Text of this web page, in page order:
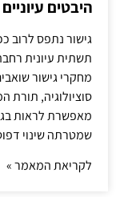
היבטים
גישור נתפס לרוב
תשתית עיונית
מחקרי גישור
סוציולוגיה, תורת
מאפשרת לראות
שמטרתה שינוי
לקריאת המאמר »